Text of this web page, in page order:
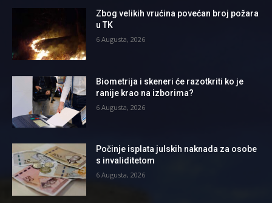
Zbog velikih vrućina povećan broj požara
u TK
6 Augusta, 2026
Biometrija i skeneri će razotkriti ko je
ranije krao na izborima?
6 Augusta, 2026
Počinje isplata julskih naknada za osobe
s invaliditetom
6 Augusta, 2026